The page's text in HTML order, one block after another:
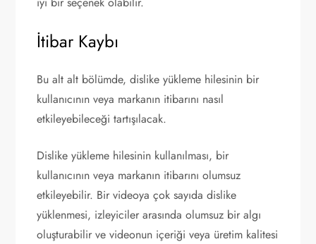
İtibar Kaybı
Bu alt alt bölümde, dislike yükleme hilesinin bir
kullanıcının veya markanın itibarını nasıl
etkileyebileceği tartışılacak.
Dislike yükleme hilesinin kullanılması, bir
kullanıcının veya markanın itibarını olumsuz
etkileyebilir. Bir videoya çok sayıda dislike
yüklenmesi, izleyiciler arasında olumsuz bir algı
oluşturabilir ve videonun içeriği veya üretim kalitesi